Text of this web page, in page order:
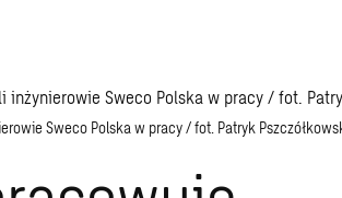
Sweco Polska w pracy / fot. Patryk